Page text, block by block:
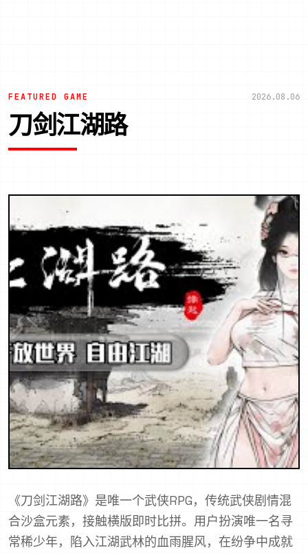
FEATURED GAME 2026.08.06
刀剑江湖路
《刀剑江湖路》是唯一个武侠RPG，传统武侠剧情混
合沙盒元素，接触横版即时比拼。用户扮演唯一名寻
常稀少年，陷入江湖武林的血雨腥风，在纷争中成就